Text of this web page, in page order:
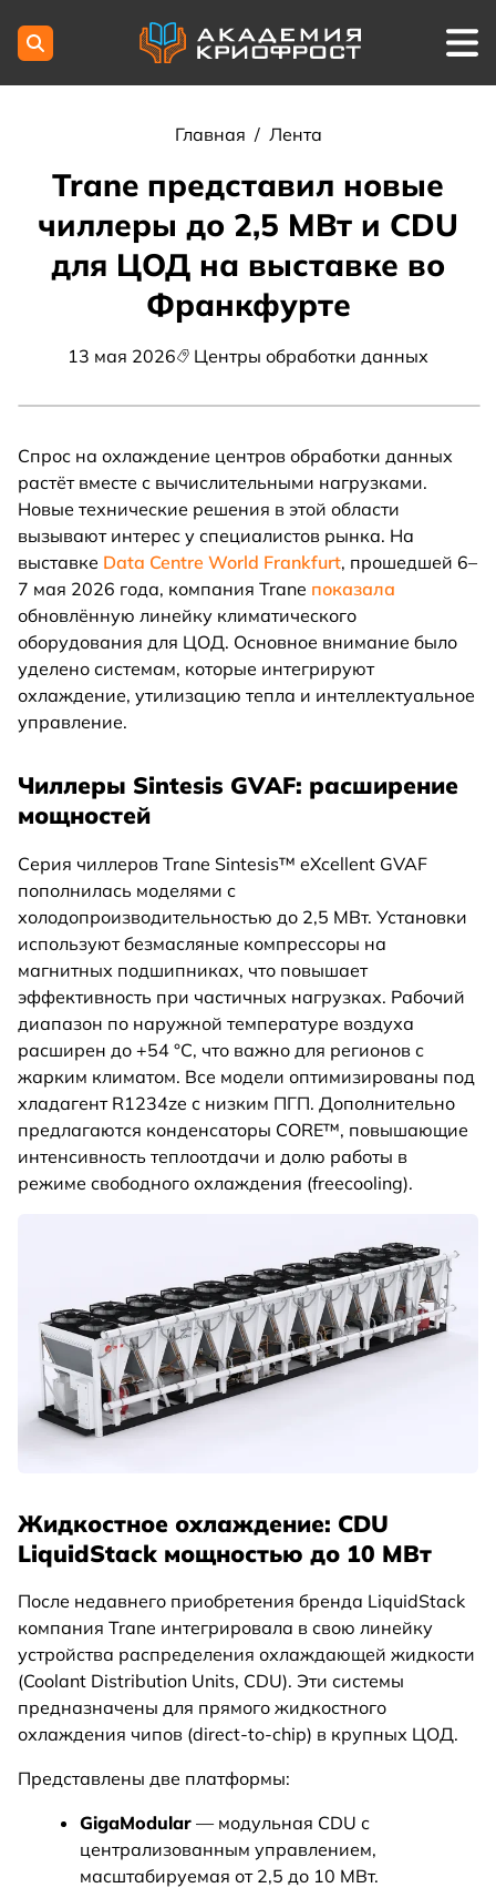
Главная / Лента
Trane представил новые
чиллеры до 2,5 МВт и CDU
для ЦОД на выставке во
Франкфурте
13 мая 2026 Центры обработки данных
Спрос на охлаждение центров обработки данных
растёт вместе с вычислительными нагрузками.
Новые технические решения в этой области
вызывают интерес у специалистов рынка. На
выставке Data Centre World Frankfurt, прошедшей 6–
7 мая 2026 года, компания Trane показала
обновлённую линейку климатического
оборудования для ЦОД. Основное внимание было
уделено системам, которые интегрируют
охлаждение, утилизацию тепла и интеллектуальное
управление.
Чиллеры Sintesis GVAF: расширение
мощностей
Серия чиллеров Trane Sintesis™ eXcellent GVAF
пополнилась моделями с
холодопроизводительностью до 2,5 МВт. Установки
используют безмасляные компрессоры на
магнитных подшипниках, что повышает
эффективность при частичных нагрузках. Рабочий
диапазон по наружной температуре воздуха
расширен до +54 °C, что важно для регионов с
жарким климатом. Все модели оптимизированы под
хладагент R1234ze с низким ПГП. Дополнительно
предлагаются конденсаторы CORE™, повышающие
интенсивность теплоотдачи и долю работы в
режиме свободного охлаждения (freecooling).
Жидкостное охлаждение: CDU
LiquidStack мощностью до 10 МВт
После недавнего приобретения бренда LiquidStack
компания Trane интегрировала в свою линейку
устройства распределения охлаждающей жидкости
(Coolant Distribution Units, CDU). Эти системы
предназначены для прямого жидкостного
охлаждения чипов (direct‑to‑chip) в крупных ЦОД.
Представлены две платформы:
GigaModular — модульная CDU с
централизованным управлением,
масштабируемая от 2,5 до 10 МВт.